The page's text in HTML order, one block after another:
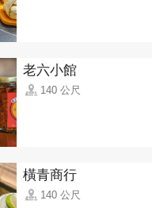
老六小館
140 公尺
橫青商行
140 公尺